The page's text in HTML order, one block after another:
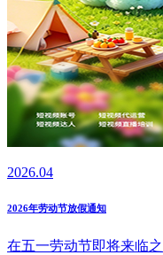
2026.04
2026年劳动节放假通知
在五一劳动节即将来临